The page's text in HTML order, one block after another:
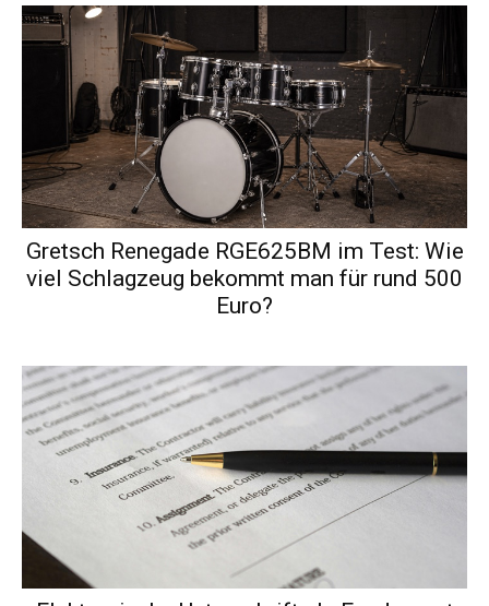
Gretsch Renegade RGE625BM im Test: Wie
viel Schlagzeug bekommt man für rund 500
Euro?